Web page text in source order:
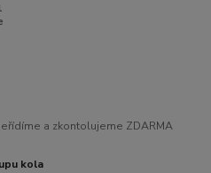
a zkontolujeme ZDARMA
kola